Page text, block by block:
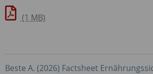
(1 MB)
Beste A. (2026) Factsheet